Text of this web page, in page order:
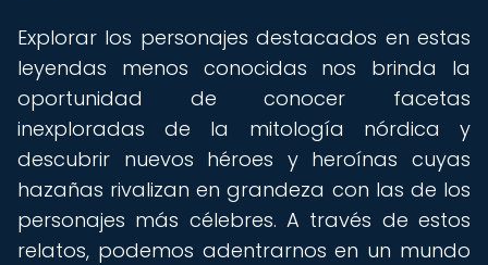
Explorar los personajes destacados en estas
leyendas menos conocidas nos brinda la
oportunidad de conocer facetas
inexploradas de la mitología nórdica y
descubrir nuevos héroes y heroínas cuyas
hazañas rivalizan en grandeza con las de los
personajes más célebres. A través de estos
relatos, podemos adentrarnos en un mundo